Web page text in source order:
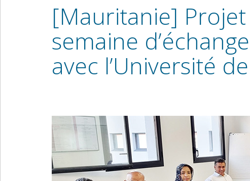
[Mauritanie] Projet
semaine
avec l’Université